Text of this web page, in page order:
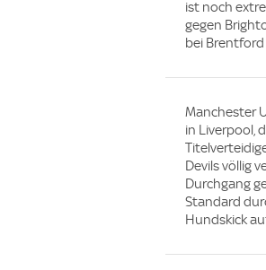
ist noch
gegen
bei Brentford
Manchester
in Liverpool,
Devils völlig
Durchgang
Standard
Hundskick